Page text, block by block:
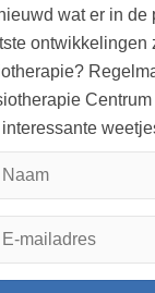
wat er in de
ontwikkelingen